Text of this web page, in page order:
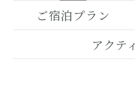
ご宿泊プラン
アクテ